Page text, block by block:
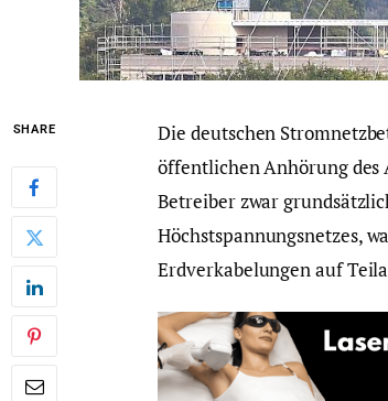
SHARE
Die deutschen
öffentlichen Anhörung des
Betreiber zwar
Höchstspannungsnetzes,
Erdverkabelungen auf